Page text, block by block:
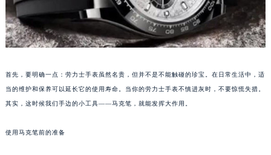
首先，要明确一点：劳力士手表虽然名贵，但并不是不能触碰的珍宝。在日常生活中，适
当的维护和保养可以延长它的使用寿命。当你的劳力士手表不慎进灰时，不要惊慌失措。
其实，这时候我们手边的小工具——马克笔，就能发挥大作用。
使用马克笔前的准备